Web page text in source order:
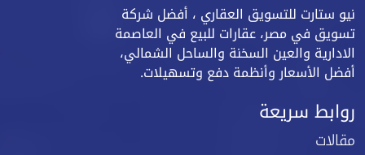
نيو ستارت للتسويق العقاري ، أفضل شركة
تسويق في مصر، عقارات للبيع في العاصمة
الادارية والعين السخنة والساحل الشمالي،
أفضل الأسعار وأنظمة دفع وتسهيلات.
روابط سريعة
مقالات